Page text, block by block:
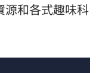
源和各式趣味科